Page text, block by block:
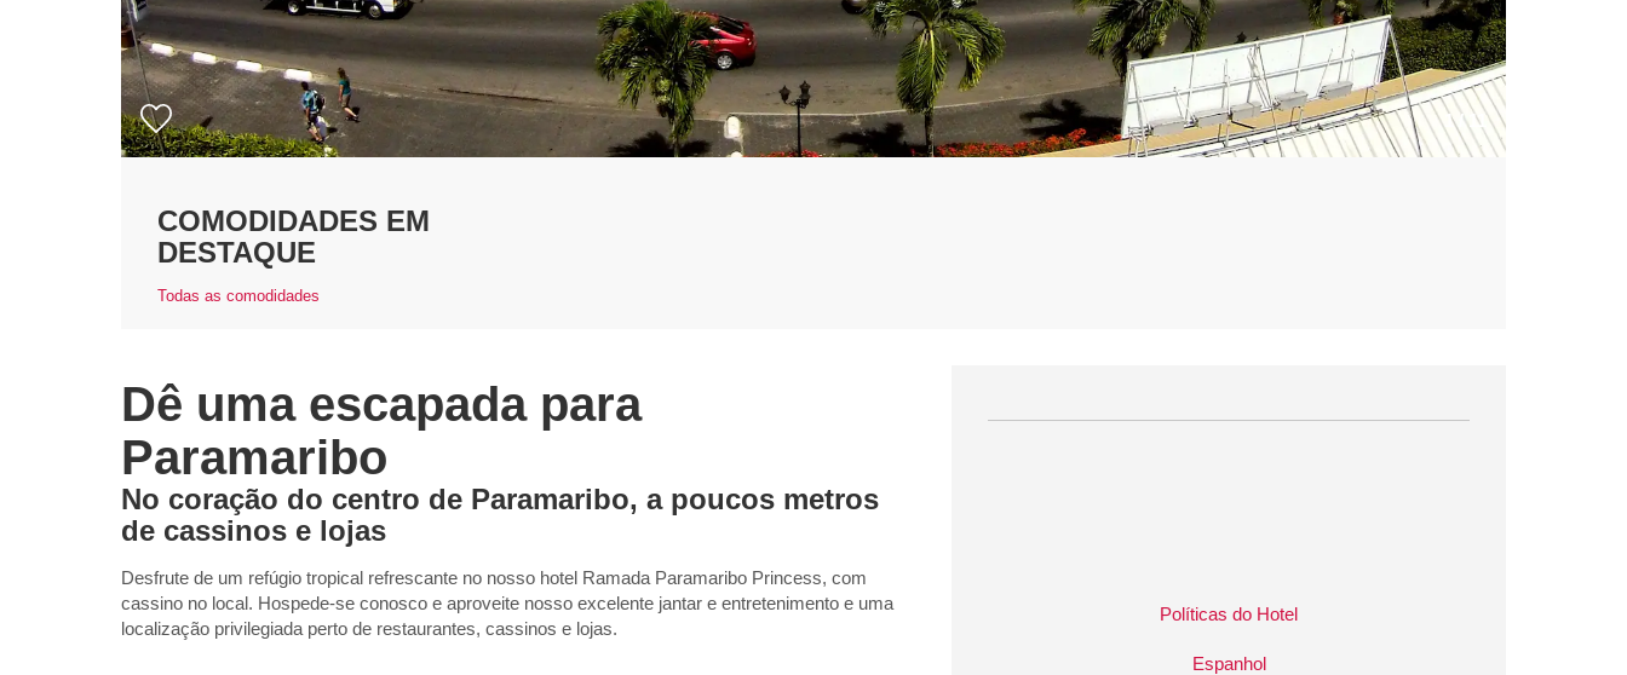
1/ 11
COMODIDADES EM
DESTAQUE
Todas as comodidades
Políticas do Hotel
Espanhol
Dê uma escapada para
Paramaribo
No coração do centro de Paramaribo, a poucos metros
de cassinos e lojas
Desfrute de um refúgio tropical refrescante no nosso hotel Ramada Paramaribo Princess, com
cassino no local. Hospede-se conosco e aproveite nosso excelente jantar e entretenimento e uma
localização privilegiada perto de restaurantes, cassinos e lojas.